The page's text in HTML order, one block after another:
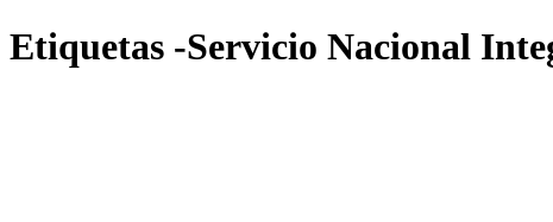
Etiquetas -Servicio Nacional